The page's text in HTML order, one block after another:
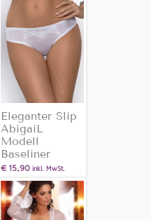
Eleganter Slip
AbigaiL
Modell
Baseliner
€15,90 inkl. MwSt.